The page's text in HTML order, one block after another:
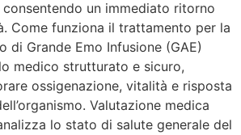
un immediato ritorno
Come funziona il trattamento per la
di Grande Emo Infusione (GAE)
medico strutturato e sicuro,
ossigenazione, vitalità e risposta
Valutazione medica
lo stato di salute generale del